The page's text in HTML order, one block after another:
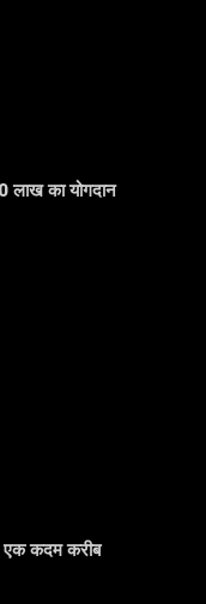
लाख का योगदान
एक कदम करीब